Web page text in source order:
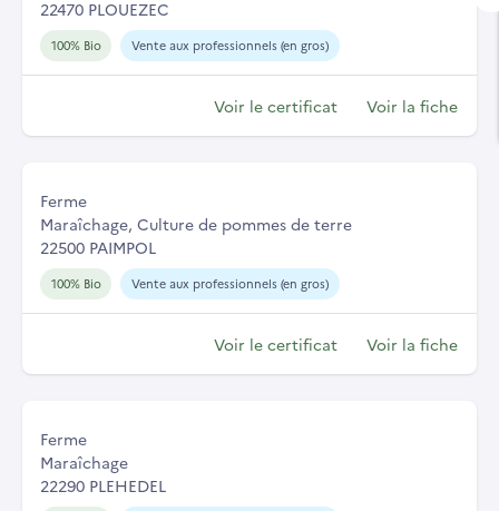
22470 PLOUEZEC
100% Bio Vente aux professionnels (en gros)
Voir le certificat Voir la fiche
Ferme
Maraîchage, Culture de pommes de terre
22500 PAIMPOL
100% Bio Vente aux professionnels (en gros)
Voir le certificat Voir la fiche
Ferme
Maraîchage
22290 PLEHEDEL